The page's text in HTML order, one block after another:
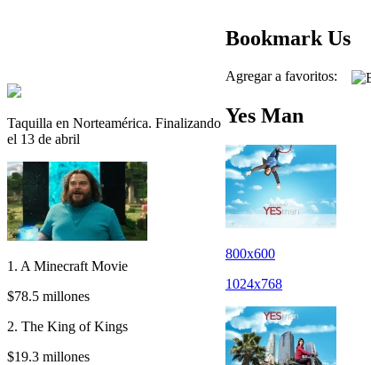
Taquilla en Norteamérica. Finalizando
el 13 de abril
1. A Minecraft Movie
$78.5 millones
2. The King of Kings
$19.3 millones
Bookmark Us
Agregar a favoritos:
Yes Man
800x600
1024x768